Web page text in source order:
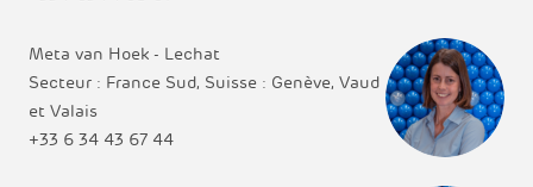
Meta van Hoek - Lechat
Secteur : France Sud, Suisse : Genève, Vaud
et Valais
+33 6 34 43 67 44